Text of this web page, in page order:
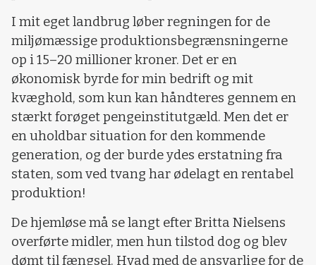
I mit eget landbrug løber regningen for de
miljømæssige produktionsbegrænsningerne
op i 15–20 millioner kroner. Det er en
økonomisk byrde for min bedrift og mit
kvæghold, som kun kan håndteres gennem en
stærkt forøget pengeinstitutgæld. Men det er
en uholdbar situation for den kommende
generation, og der burde ydes erstatning fra
staten, som ved tvang har ødelagt en rentabel
produktion!
De hjemløse må se langt efter Britta Nielsens
overførte midler, men hun tilstod dog og blev
dømt til fængsel. Hvad med de ansvarlige for de